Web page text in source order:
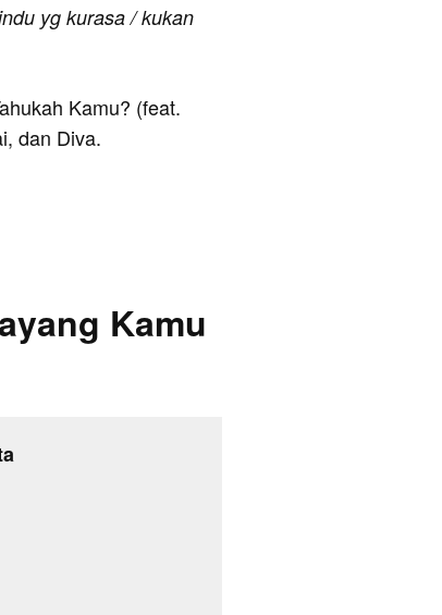
yg kurasa / kukan
Kamu? (feat.
dan Diva.
Kamu